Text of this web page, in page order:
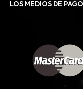
LOS MEDIOS DE PAGO